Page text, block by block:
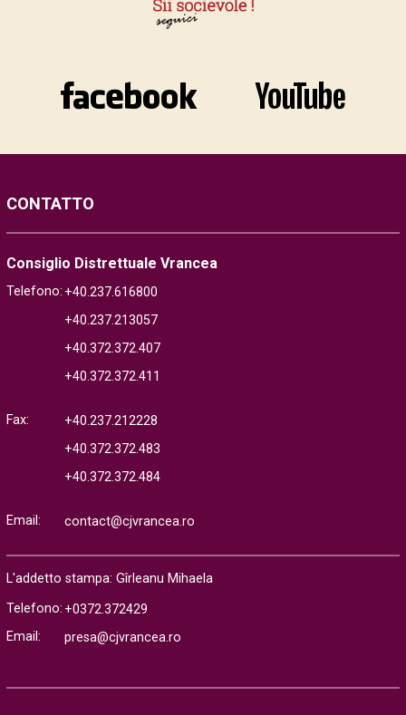
CONTATTO
Consiglio Distrettuale Vrancea
Telefono: +40.237.616800
+40.237.213057
+40.372.372.407
+40.372.372.411
Fax:
+40.237.212228
+40.372.372.483
+40.372.372.484
Email: contact@cjvrancea.ro
L'addetto stampa: Gîrleanu Mihaela
Telefono: +0372.372429
Email:
presa@cjvrancea.ro